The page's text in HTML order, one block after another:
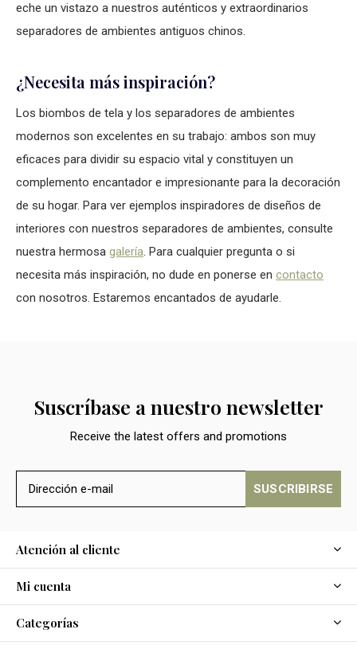
eche un vistazo a nuestros auténticos y extraordinarios
separadores de ambientes antiguos chinos.
¿Necesita más inspiración?
Los biombos de tela y los separadores de ambientes
modernos son excelentes en su trabajo: ambos son muy
eficaces para dividir su espacio vital y constituyen un
complemento encantador e impresionante para la decoración
de su hogar. Para ver ejemplos inspiradores de diseños de
interiores con nuestros separadores de ambientes, consulte
nuestra hermosa galería. Para cualquier pregunta o si
necesita más inspiración, no dude en ponerse en contacto
con nosotros. Estaremos encantados de ayudarle.
Suscríbase a nuestro newsletter
Receive the latest offers and promotions
SUSCRIBIRSE
Atención al cliente
Mi cuenta
Categorías